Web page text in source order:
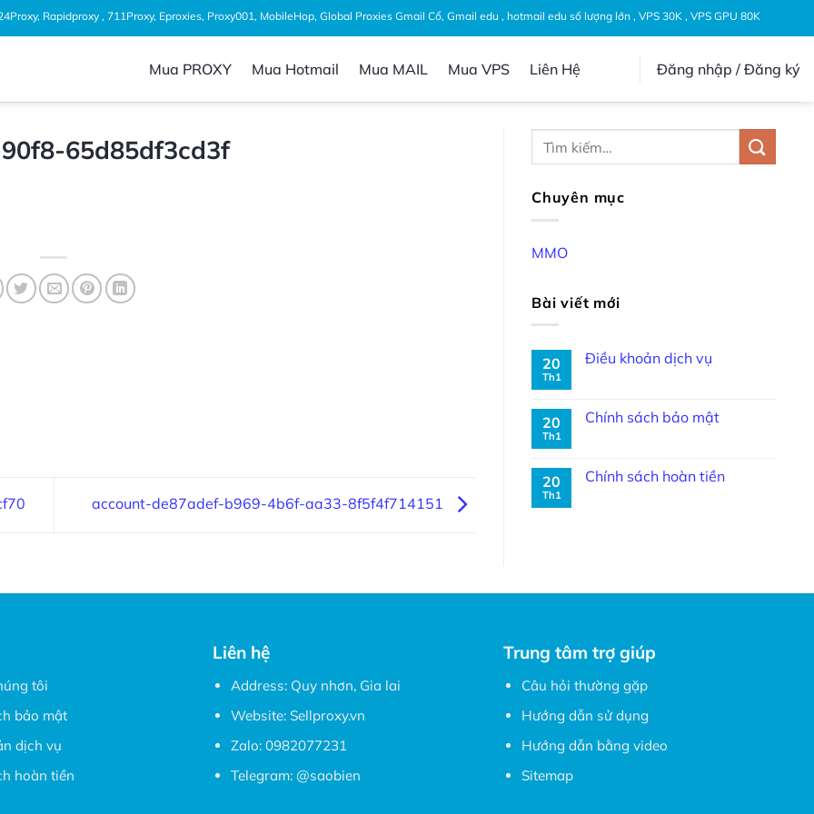
Rapidproxy , 711Proxy, Eproxies, Proxy001, MobileHop, Global Proxies Gmail Cổ, Gmail edu , hotmail edu số lượng lớn , VPS 30K , VPS GPU 80K
Mua PROXY Mua Hotmail Mua MAIL Mua VPS Liên Hệ Đăng nhập / Đăng ký
65d85df3cd3f
account-de87adef-b969-4b6f-aa33-8f5f4f714151
Chuyên mục
MMO
Bài viết mới
20
Th1
Điều khoản dịch vụ
20
Th1
Chính sách bảo mật
20
Th1
Chính sách hoàn tiền
tôi
bảo mật
dịch vụ
hoàn tiền
Liên hệ
Address: Quy nhơn, Gia lai
Website: Sellproxy.vn
Zalo: 0982077231
Telegram: @saobien
Trung tâm trợ giúp
Câu hỏi thường gặp
Hướng dẫn sử dụng
Hướng dẫn bằng video
Sitemap